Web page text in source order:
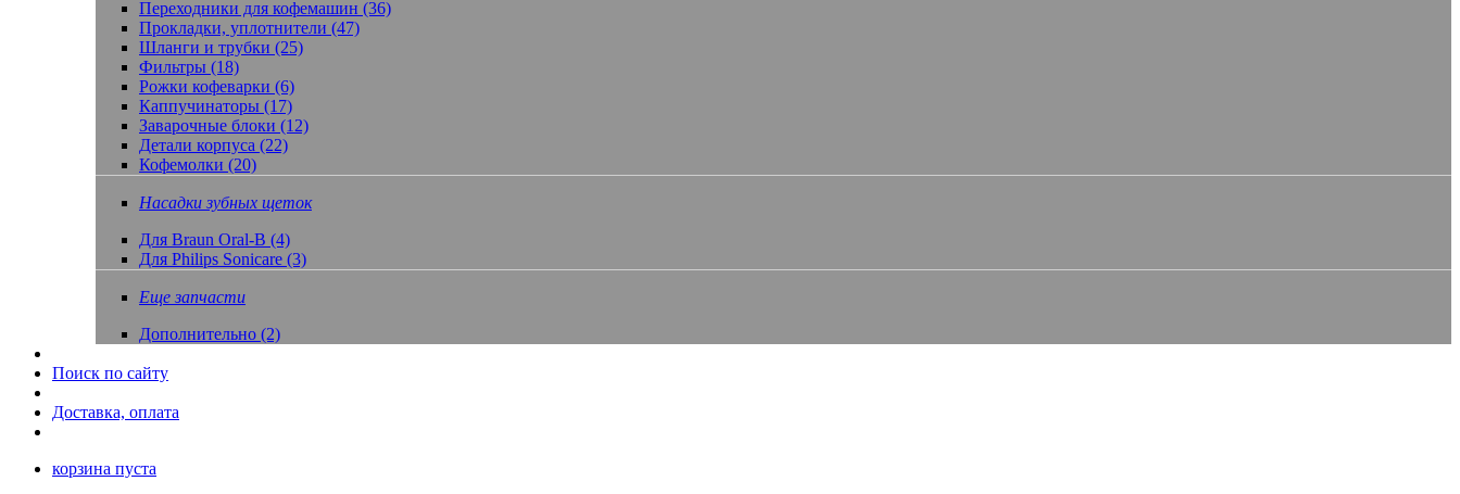
Переходники для кофемашин (36)
Прокладки, уплотнители (47)
Шланги и трубки (25)
Фильтры (18)
Рожки кофеварки (6)
Каппучинаторы (17)
Заварочные блоки (12)
Детали корпуса (22)
Кофемолки (20)
Насадки зубных щеток
Для Braun Oral-B (4)
Для Philips Sonicare (3)
Еще запчасти
Дополнительно (2)
Поиск по сайту
Доставка, оплата
корзина пуста